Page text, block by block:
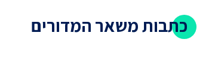
כתבות משאר המדורים